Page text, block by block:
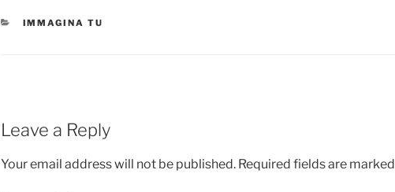
CATEGORIES
IMMAGINA TU
Leave a Reply
Your email address will not be published. Required fields are marked